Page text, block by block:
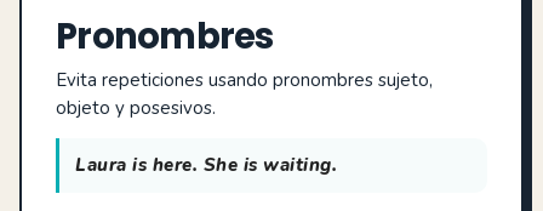
Pronombres
Evita repeticiones usando pronombres sujeto,
objeto y posesivos.
Laura is here. She is waiting.